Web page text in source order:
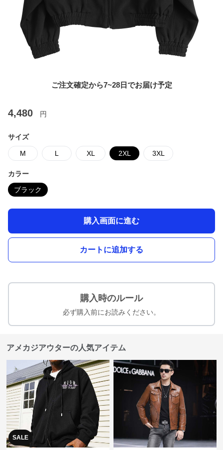
ご注文確定から7~28日でお届け予定
4,480 円
サイズ
M L XL 2XL 3XL
カラー
ブラック
購入画面に進む
カートに追加する
購入時のルール
必ず購入前にお読みください。
アメカジアウターの人気アイテム
SALE